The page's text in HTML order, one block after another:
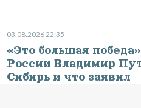
03.08.2026 22:35
«Это большая
России Владимир
Сибирь и что заявил